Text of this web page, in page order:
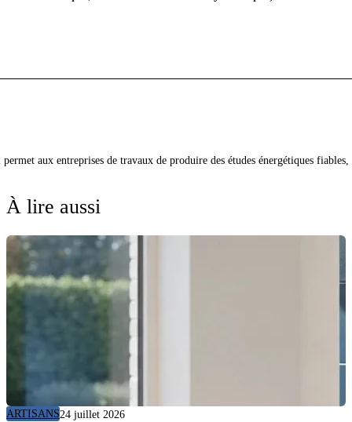
aux entreprises de travaux de produire des études énergétiques
À lire aussi
ARTISANS24 juillet 2026